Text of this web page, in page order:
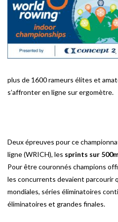
plus de 1600 rameurs élites et
s’affronter en ligne sur ergomètre.
Deux épreuves pour ce
ligne (WRICH), les sprints sur
Pour être couronnés champions
les concurrents devaient parcourir
mondiales, séries éliminatoires
éliminatoires et grandes finales.